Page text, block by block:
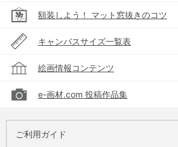
額装しよう！ マット窓抜きのコツ
キャンバスサイズ一覧表
絵画情報コンテンツ
e-画材.com 投稿作品集
ご利用ガイド